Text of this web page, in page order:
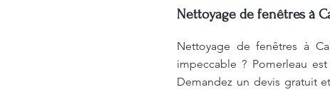
Nettoyage de fenêtres à
Nettoyage de fenêtres à
impeccable ? Pomerleau
Demandez un devis gratuit